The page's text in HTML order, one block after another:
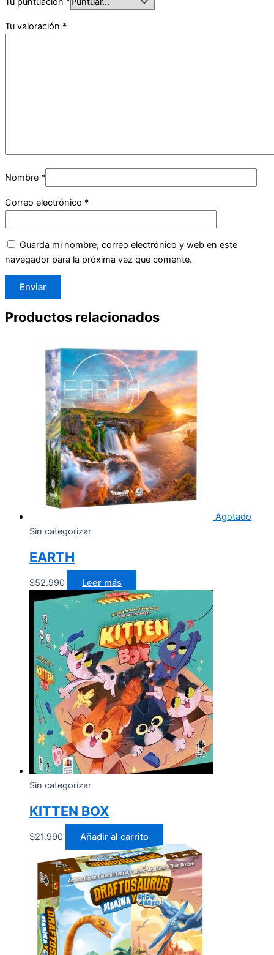
Tu valoración *
Nombre *
Correo electrónico *
Guarda mi nombre, correo electrónico y web en este
navegador para la próxima vez que comente.
Productos relacionados
Agotado
Sin categorizar
EARTH
$52.990 Leer más
Sin categorizar
KITTEN BOX
$21.990 Añadir al carrito